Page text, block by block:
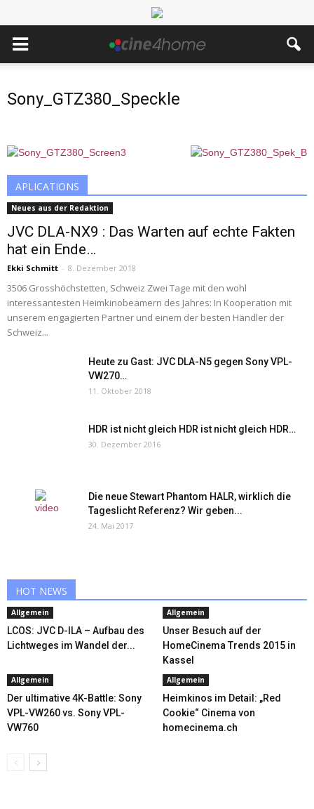
Sony_GTZ380_Speckle
APLICATIONS
Neues aus der Redaktion
JVC DLA-NX9 : Das Warten auf echte Fakten
hat ein Ende…
Ekki Schmitt - 8. Dezember 2018
3506 Grosshöchstetten, Schweiz Zwei Tage mit den wohl
interessantesten Heimkinobeamern des Jahres: In Kooperation mit
unserem engagierten Partner und einem der besten Händler der
Schweiz...
Heute zu Gast: JVC DLA-N5 gegen Sony VPL-
VW270…
11. Oktober 2018
HDR ist nicht gleich HDR ist nicht gleich HDR…
30. Dezember 2016
Die neue Stewart Phantom HALR, wirklich die
Tageslicht Referenz? Wir geben...
24. Mai 2017
HOT NEWS
Allgemein
LCOS: JVC D-ILA – Aufbau des
Lichtweges im Wandel der...
Allgemein
Unser Besuch auf der
HomeCinema Trends 2015 in
Kassel
Allgemein
Der ultimative 4K-Battle: Sony
VPL-VW260 vs. Sony VPL-
VW760
Allgemein
Heimkinos im Detail: „Red
Cookie“ Cinema von
homecinema.ch